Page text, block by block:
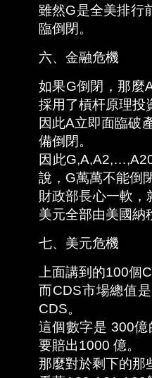
雖然G是全美排行
臨倒閉。
六、金融危機
如果G倒閉，那麼
採用了槓杆原理投
因此A立即面臨破
備倒閉。
因此
說，G萬萬不能倒
財政部長心一軟
美元全部由美國納
七、美元危機
上面講到的100個
而CDS市場總值
CDS。
這個數字是 300
要賠出1000 億。
那麼對於剩下的那